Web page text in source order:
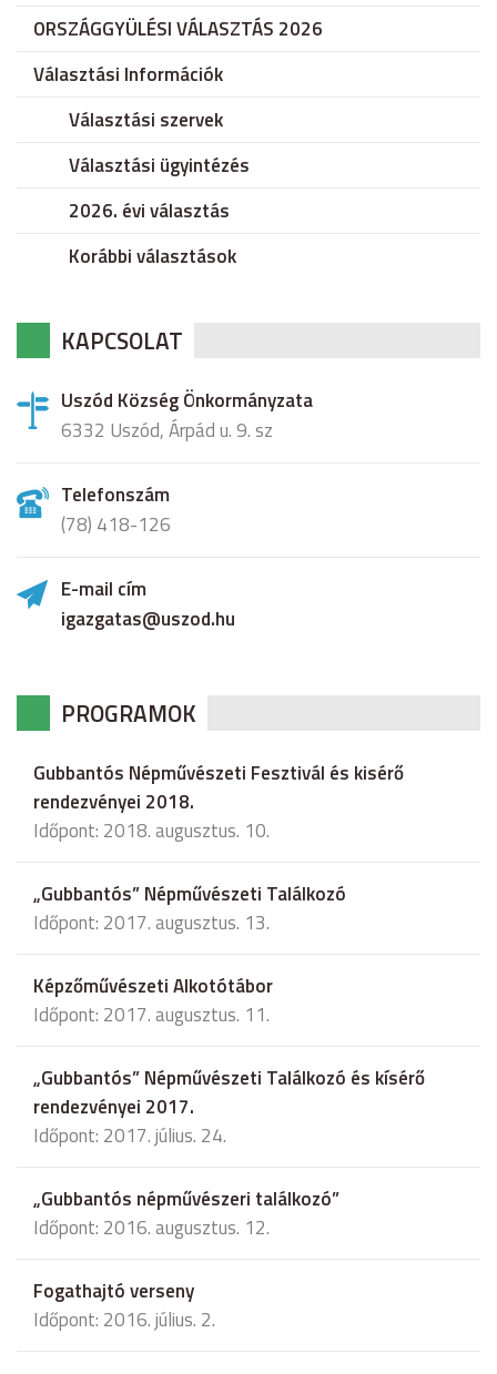
ORSZÁGGYÜLÉSI VÁLASZTÁS 2026
Választási Információk
Választási szervek
Választási ügyintézés
2026. évi választás
Korábbi választások
KAPCSOLAT
Uszód Község Önkormányzata
6332 Uszód, Árpád u. 9. sz
Telefonszám
(78) 418-126
E-mail cím
igazgatas@uszod.hu
PROGRAMOK
Gubbantós Népművészeti Fesztivál és kisérő
rendezvényei 2018.
Időpont: 2018. augusztus. 10.
„Gubbantós” Népművészeti Találkozó
Időpont: 2017. augusztus. 13.
Képzőművészeti Alkotótábor
Időpont: 2017. augusztus. 11.
„Gubbantós” Népművészeti Találkozó és kísérő
rendezvényei 2017.
Időpont: 2017. július. 24.
„Gubbantós népművészeri találkozó”
Időpont: 2016. augusztus. 12.
Fogathajtó verseny
Időpont: 2016. július. 2.